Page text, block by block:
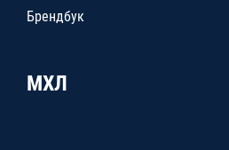
Брендбук
МХЛ